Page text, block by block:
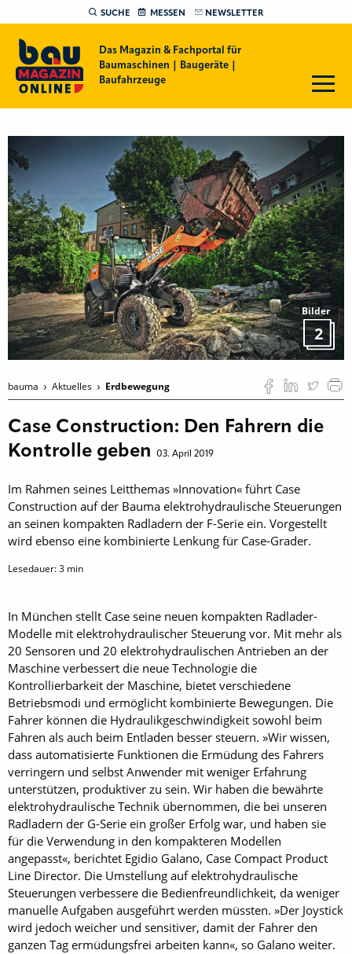
SUCHE MESSEN NEWSLETTER
Das Magazin & Fachportal für
Baumaschinen | Baugeräte |
Baufahrzeuge
Bilder
2
bauma Aktuelles Erdbewegung
Case Construction: Den Fahrern die
Kontrolle geben
03. April 2019
Im Rahmen seines Leitthemas »Innovation« führt Case
Construction auf der Bauma elektrohydraulische Steuerungen
an seinen kompakten Radladern der F-Serie ein. Vorgestellt
wird ebenso eine kombinierte Lenkung für Case-Grader.
Lesedauer:3 min
In München stellt Case seine neuen kompakten Radlader-
Modelle mit elektrohydraulischer Steuerung vor. Mit mehr als
20 Sensoren und 20 elektrohydraulischen Antrieben an der
Maschine verbessert die neue Technologie die
Kontrollierbarkeit der Maschine, bietet verschiedene
Betriebsmodi und ­ermöglicht kombinierte Bewegungen. Die
Fahrer können die Hydraulikgeschwindigkeit sowohl beim
Fahren als auch beim Entladen besser steuern. »Wir wissen,
dass automatisierte Funktionen die Ermüdung des Fahrers
verringern und selbst Anwender mit weniger Erfahrung
unterstützen, produktiver zu sein. Wir haben die bewährte
elektrohydraulische Technik übernommen, die bei unseren
Radladern der G-Serie ein großer Erfolg war, und haben sie
für die Verwendung in den kompakteren Modellen
angepasst«, berichtet Egidio Galano, Case ­Compact Product
Line Director. Die Umstellung auf elektrohydraulische
Steuerungen verbessere die Bedienfreundlichkeit, da weniger
manuelle Aufgaben ausgeführt werden müssten. »Der Joystick
wird jedoch weicher und sensitiver, damit der Fahrer den
ganzen Tag ermüdungsfrei arbeiten kann«, so ­Galano weiter.